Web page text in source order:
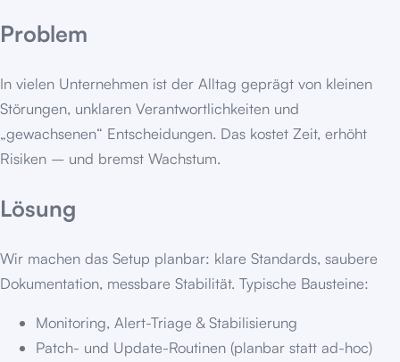
Problem
In vielen Unternehmen ist der Alltag geprägt von kleinen
Störungen, unklaren Verantwortlichkeiten und
„gewachsenen“ Entscheidungen. Das kostet Zeit, erhöht
Risiken – und bremst Wachstum.
Lösung
Wir machen das Setup planbar: klare Standards, saubere
Dokumentation, messbare Stabilität. Typische Bausteine:
Monitoring, Alert-Triage & Stabilisierung
Patch- und Update-Routinen (planbar statt ad-hoc)